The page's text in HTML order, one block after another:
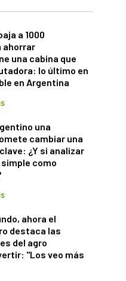
a 1000
ahorrar
una cabina que
lo último en
en Argentina
una
cambiar una
¿Y si analizar
como
ahora el
destaca las
del agro
"Los veo más